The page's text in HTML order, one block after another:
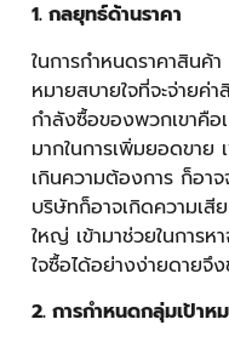
1. กลยุทธ์ด้านราคา
ในการกำหนดราคาสินค้
หมายสบายใจที่จะจ่ายค่
กำลังซื้อของพวกเขาคือ
มากในการเพิ่มยอดขาย
เกินความต้องการ ก็อาจ
บริษัทก็อาจเกิดความเสี
ใหญ่ เข้ามาช่วยในการ
ใจซื้อได้อย่างง่ายดายจึ
2. การกำหนดกลุ่มเป้าห